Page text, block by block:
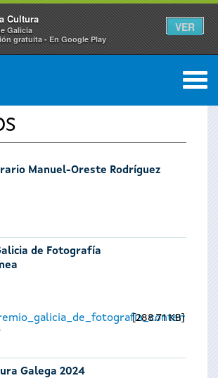
Cultura
Galicia
gratuíta - En Google Play
VER
0
Manuel-Oreste Rodríguez
de Fotografía
288.71 KB
Galega 2024